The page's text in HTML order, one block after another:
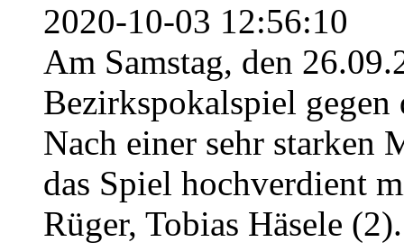
2020-10-03 12:56:10
Am Samstag, den
Bezirkspokalspiel
Nach einer sehr starken
das Spiel hochverdient
Rüger, Tobias Häsele